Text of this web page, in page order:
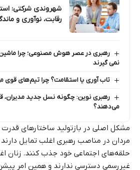
شهروندی شرکتی:
رقابت، نوآوری و
رهبری در عصر هوش مصنوعی؛ چرا ماشین‌
نمی‌ گیرند
تاب آوری یا استقامت؟ چرا تیم‌های قوی
رهبری نوین: چگونه نسل جدید مدیران،
می‌دهند؟
مشکل اصلی در بازتولید ساختارهای
مردان در مناصب رهبری اغلب تمایل دارند
حلقه‌های اجتماعی خود جذب کنند. زنان
غیررسمی دسترسی ندارند و همین امر